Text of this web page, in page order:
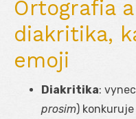
Ortografia
diakritika,
emoji
Diakritika:
prosim)